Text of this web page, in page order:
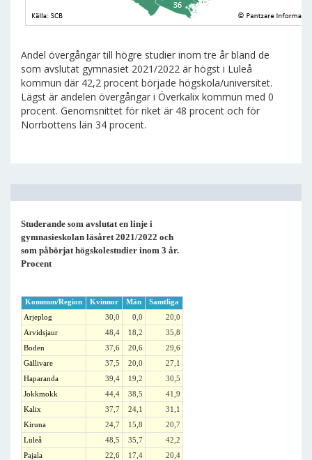
Andel övergångar till högre studier inom tre år bland de
som avslutat gymnasiet 2021/2022 är högst i Luleå
kommun där 42,2 procent började högskola/universitet.
Lägst är andelen övergångar i Överkalix kommun med 0
procent. Genomsnittet för riket är 48 procent och för
Norrbottens län 34 procent.
Studerande som avslutat en linje i
gymnasieskolan läsåret 2021/2022 och
som påbörjat högskolestudier inom 3 år.
Procent
Kommun/Region Kvinnor Män
Samtliga
Arjeplog
30,0 0,0
20,0
Arvidsjaur
48,4 18,2
35,8
Boden
37,6 20,6
29,6
Gällivare
37,5 20,0
27,1
Haparanda
39,4 19,2
30,5
Jokkmokk
44,4 38,5
41,9
Kalix
37,7 24,1
31,1
Kiruna
24,7 15,8
20,7
Luleå
48,5 35,7
42,2
Pajala
22,6 17,4
20,4